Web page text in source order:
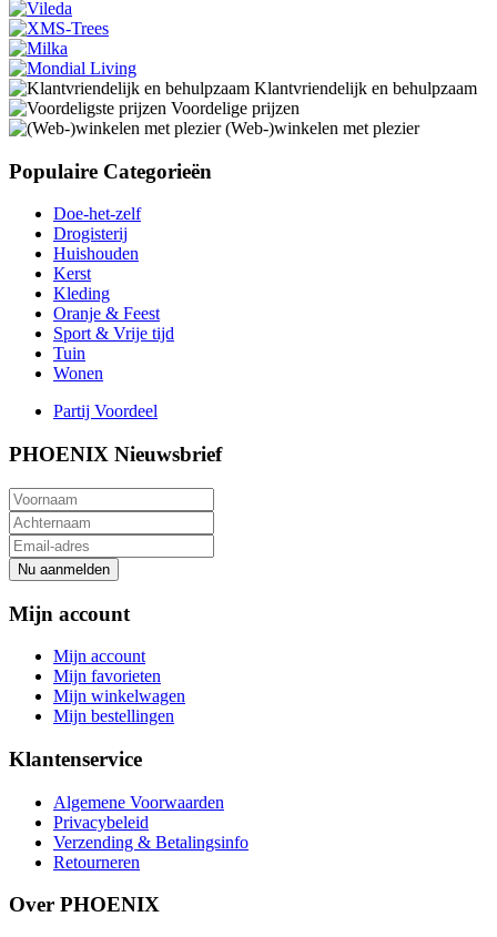
Klantvriendelijk en behulpzaam
Voordelige prijzen
(Web-)winkelen met plezier
Populaire Categorieën
Doe-het-zelf
Drogisterij
Huishouden
Kerst
Kleding
Oranje & Feest
Sport & Vrije tijd
Tuin
Wonen
Partij Voordeel
PHOENIX Nieuwsbrief
Nu aanmelden
Mijn account
Mijn account
Mijn favorieten
Mijn winkelwagen
Mijn bestellingen
Klantenservice
Algemene Voorwaarden
Privacybeleid
Verzending & Betalingsinfo
Retourneren
Over PHOENIX